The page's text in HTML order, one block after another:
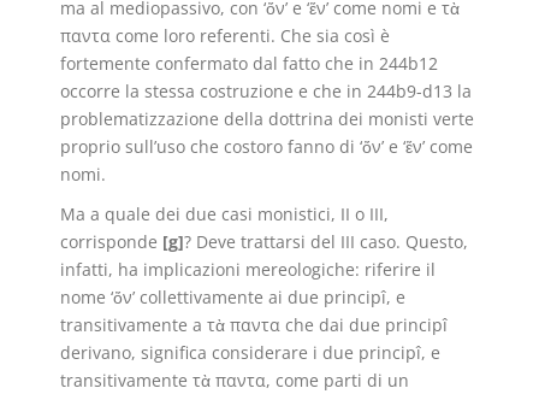
ma al mediopassivo, con ‘ὄν’ e ‘ἕν’ come nomi e τὰ
παντα come loro referenti. Che sia così è
fortemente confermato dal fatto che in 244b12
occorre la stessa costruzione e che in 244b9-d13 la
problematizzazione della dottrina dei monisti verte
proprio sull’uso che costoro fanno di ‘ὄν’ e ‘ἕν’ come
nomi.
Ma a quale dei due casi monistici, II o III,
corrisponde [g]? Deve trattarsi del III caso. Questo,
infatti, ha implicazioni mereologiche: riferire il
nome ‘ὄν’ collettivamente ai due principî, e
transitivamente a τὰ παντα che dai due principî
derivano, significa considerare i due principî, e
transitivamente τὰ παντα, come parti di un